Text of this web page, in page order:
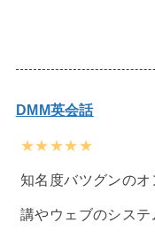
DMM英会話
★★★★★
知名度バツグンの
講やウェブのシス